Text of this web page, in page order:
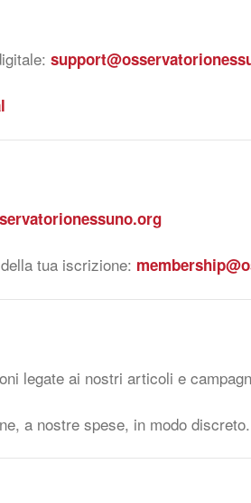
tua iscrizione:
legate ai nostri articoli e
a nostre spese, in modo discreto.